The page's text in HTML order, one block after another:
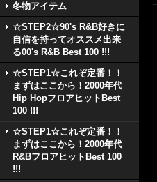
冬物アイテム
☆STEP2☆90's R&B好きに
自信を持ってオススメ出来
る00's R&B Best 100 !!!
☆STEP1☆これぞ定番！！
まずはここから！2000年代
Hip HopフロアヒットBest
100 !!!
☆STEP1☆これぞ定番！！
まずはここから！2000年代
R&BフロアヒットBest 100
!!!